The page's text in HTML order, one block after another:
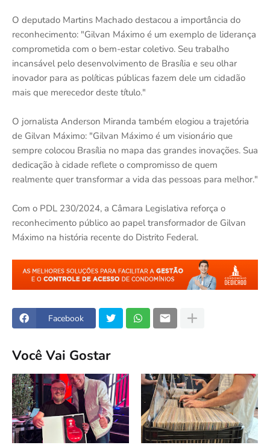
O deputado Martins Machado destacou a importância do
reconhecimento: "Gilvan Máximo é um exemplo de liderança
comprometida com o bem-estar coletivo. Seu trabalho
incansável pelo desenvolvimento de Brasília e seu olhar
inovador para as políticas públicas fazem dele um cidadão
mais que merecedor deste título."
O jornalista Anderson Miranda também elogiou a trajetória
de Gilvan Máximo: "Gilvan Máximo é um visionário que
sempre colocou Brasília no mapa das grandes inovações. Sua
dedicação à cidade reflete o compromisso de quem
realmente quer transformar a vida das pessoas para melhor."
Com o PDL 230/2024, a Câmara Legislativa reforça o
reconhecimento público ao papel transformador de Gilvan
Máximo na história recente do Distrito Federal.
Facebook
Você Vai Gostar